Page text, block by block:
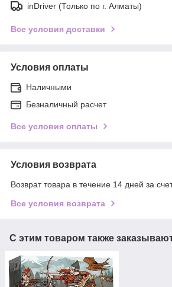
inDriver (Только по г. Алматы)
Все условия доставки
Условия оплаты
Наличными
Безналичный расчет
Все условия оплаты
Условия возврата
Возврат товара в течение 14 дней за
Все условия возврата
С этим товаром также